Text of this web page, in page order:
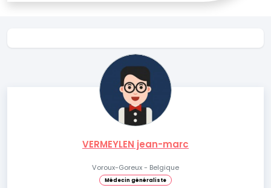
VERMEYLEN jean-marc
Voroux-Goreux - Belgique
Médecin généraliste